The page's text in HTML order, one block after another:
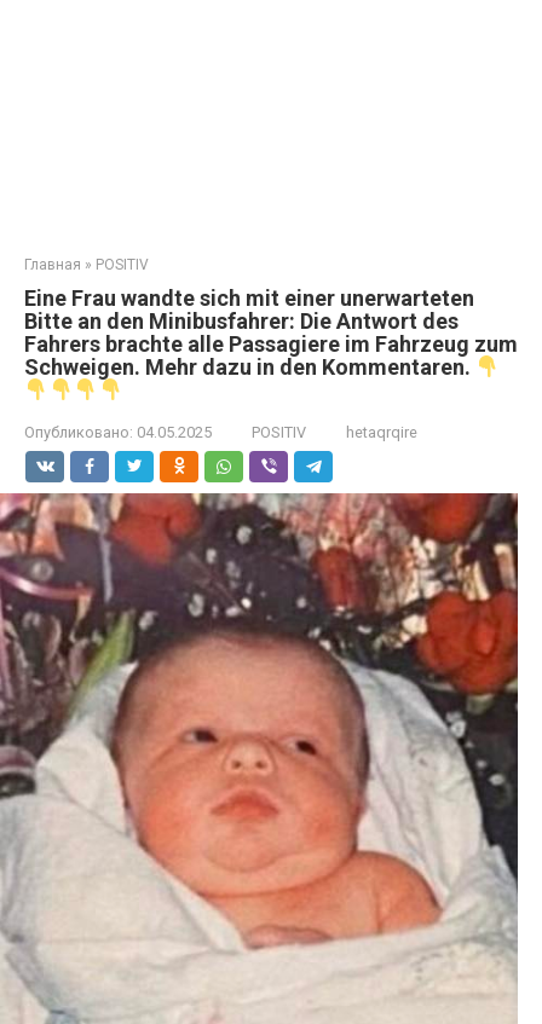
Главная » POSITIV
Eine Frau wandte sich mit einer unerwarteten
Bitte an den Minibusfahrer: Die Antwort des
Fahrers brachte alle Passagiere im Fahrzeug zum
Schweigen. Mehr dazu in den Kommentaren.
Опубликовано: 04.05.2025 POSITIV hetaqrqire